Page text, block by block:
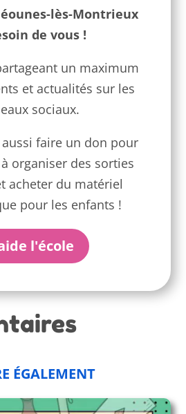
lès-Montrieux
de vous !
un maximum
et actualités sur les
sociaux.
faire un don pour
à organiser des sorties
acheter du matériel
pour les enfants !
l'école
ÉGALEMENT